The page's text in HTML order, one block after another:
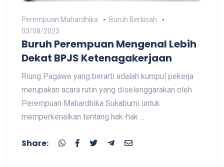
Perempuan Mahardhika
Buruh Berkisah
03/08/2023
Buruh Perempuan Mengenal Lebih
Dekat BPJS Ketenagakerjaan
Riung Pagawe yang berarti adalah kumpul pekerja
merupakan acara rutin yang diselenggarakan oleh
Perempuan Mahardhika Sukabumi untuk
memperkenalkan tentang hak-hak ...
Share: